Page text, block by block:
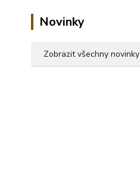
Novinky
Zobrazit všechny novinky